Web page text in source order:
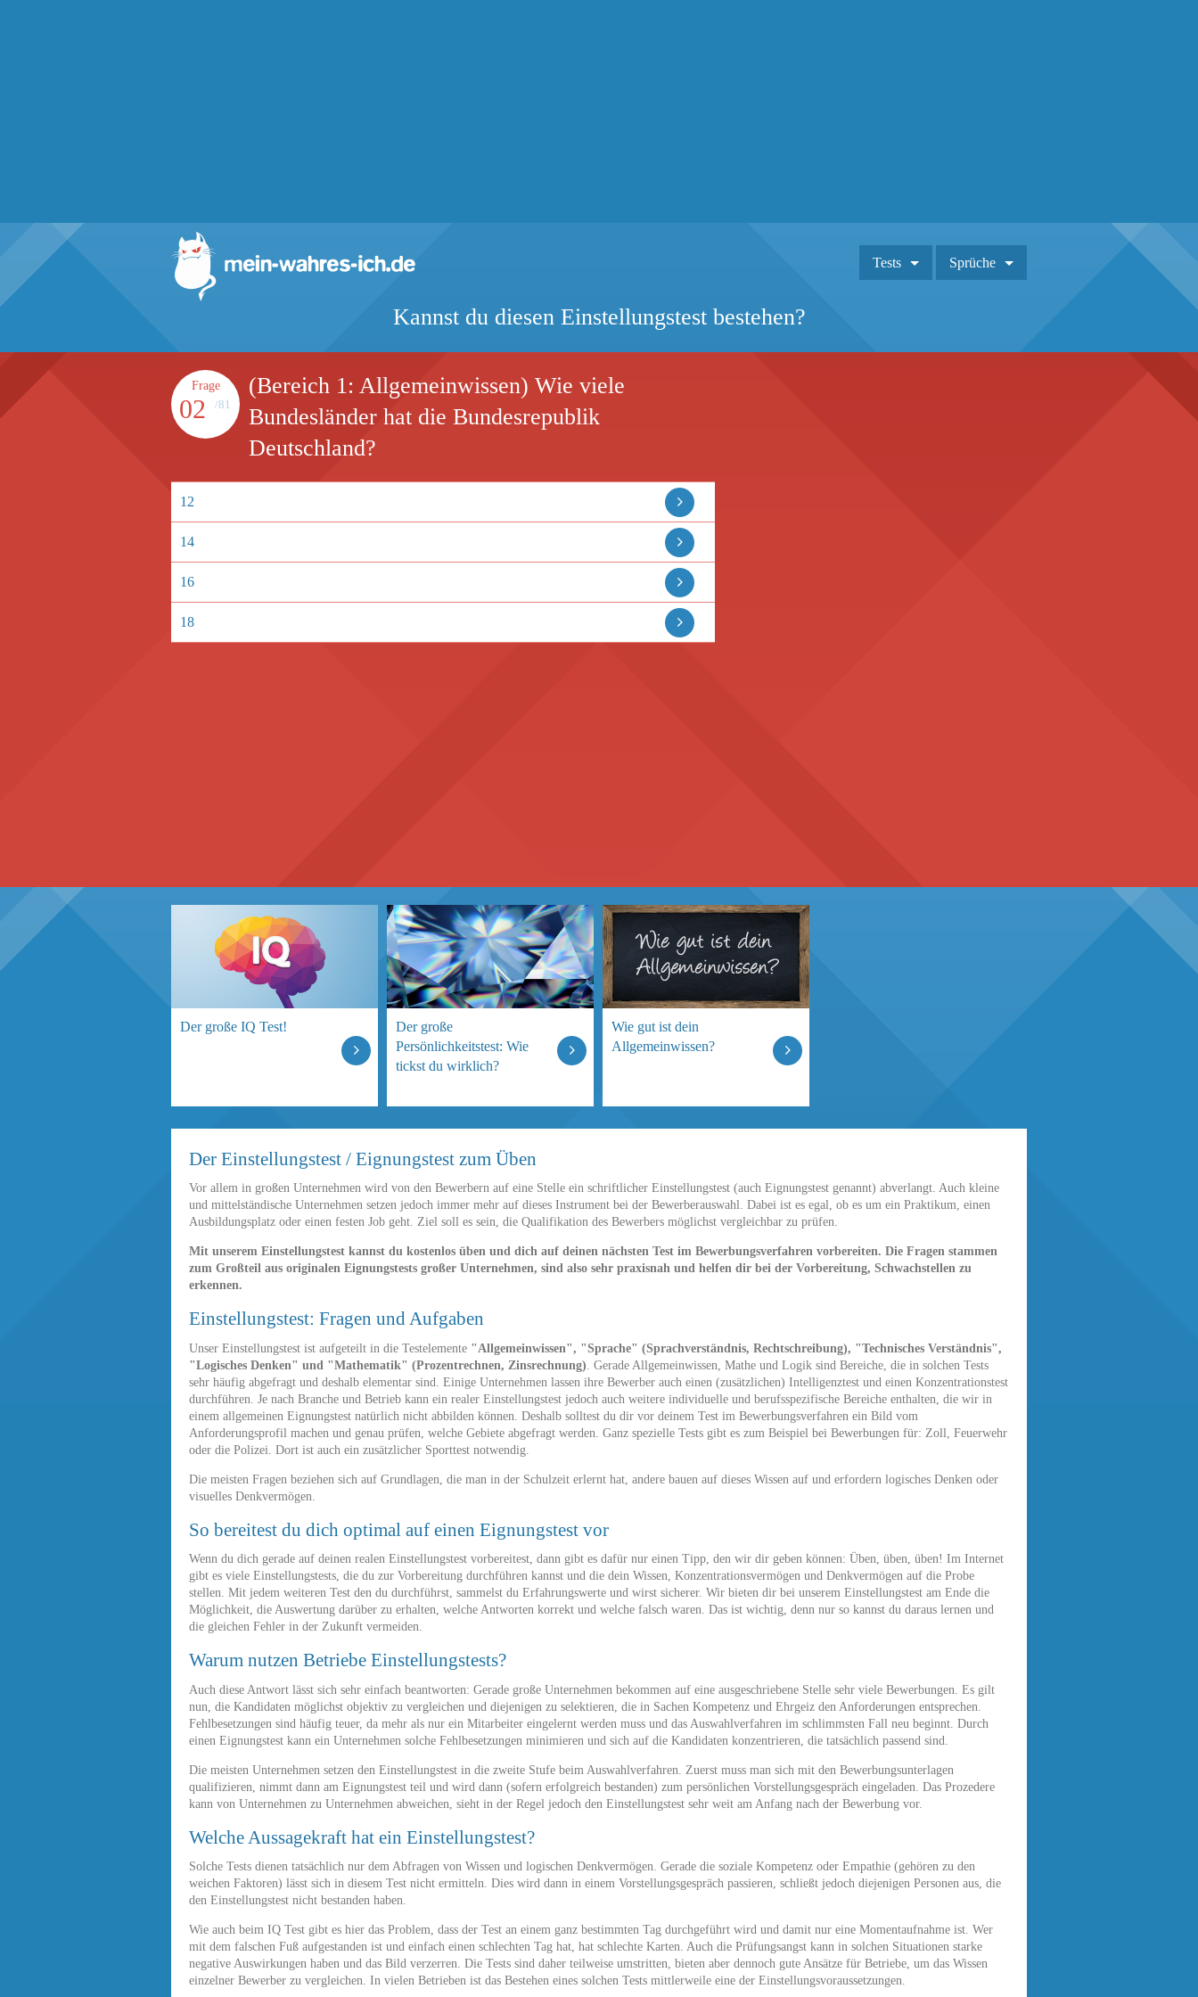
Tests Sprüche
Kannst du diesen Einstellungstest bestehen?
Frage
02 /81
(Bereich 1: Allgemeinwissen) Wie viele
Bundesländer hat die Bundesrepublik
Deutschland?
12
14
16
18
Der große IQ Test!
Der große
Persönlichkeitstest: Wie
tickst du wirklich?
Wie gut ist dein
Allgemeinwissen?
Der Einstellungstest / Eignungstest zum Üben
Vor allem in großen Unternehmen wird von den Bewerbern auf eine Stelle ein schriftlicher Einstellungstest (auch Eignungstest genannt) abverlangt. Auch kleine
und mittelständische Unternehmen setzen jedoch immer mehr auf dieses Instrument bei der Bewerberauswahl. Dabei ist es egal, ob es um ein Praktikum, einen
Ausbildungsplatz oder einen festen Job geht. Ziel soll es sein, die Qualifikation des Bewerbers möglichst vergleichbar zu prüfen.
Mit unserem Einstellungstest kannst du kostenlos üben und dich auf deinen nächsten Test im Bewerbungsverfahren vorbereiten. Die Fragen stammen
zum Großteil aus originalen Eignungstests großer Unternehmen, sind also sehr praxisnah und helfen dir bei der Vorbereitung, Schwachstellen zu
erkennen.
Einstellungstest: Fragen und Aufgaben
Unser Einstellungstest ist aufgeteilt in die Testelemente "Allgemeinwissen", "Sprache" (Sprachverständnis, Rechtschreibung), "Technisches Verständnis",
"Logisches Denken" und "Mathematik" (Prozentrechnen, Zinsrechnung) . Gerade Allgemeinwissen, Mathe und Logik sind Bereiche, die in solchen Tests
sehr häufig abgefragt und deshalb elementar sind. Einige Unternehmen lassen ihre Bewerber auch einen (zusätzlichen) Intelligenztest und einen Konzentrationstest
durchführen. Je nach Branche und Betrieb kann ein realer Einstellungstest jedoch auch weitere individuelle und berufsspezifische Bereiche enthalten, die wir in
einem allgemeinen Eignungstest natürlich nicht abbilden können. Deshalb solltest du dir vor deinem Test im Bewerbungsverfahren ein Bild vom
Anforderungsprofil machen und genau prüfen, welche Gebiete abgefragt werden. Ganz spezielle Tests gibt es zum Beispiel bei Bewerbungen für: Zoll, Feuerwehr
oder die Polizei. Dort ist auch ein zusätzlicher Sporttest notwendig.
Die meisten Fragen beziehen sich auf Grundlagen, die man in der Schulzeit erlernt hat, andere bauen auf dieses Wissen auf und erfordern logisches Denken oder
visuelles Denkvermögen.
So bereitest du dich optimal auf einen Eignungstest vor
Wenn du dich gerade auf deinen realen Einstellungstest vorbereitest, dann gibt es dafür nur einen Tipp, den wir dir geben können: Üben, üben, üben! Im Internet
gibt es viele Einstellungstests, die du zur Vorbereitung durchführen kannst und die dein Wissen, Konzentrationsvermögen und Denkvermögen auf die Probe
stellen. Mit jedem weiteren Test den du durchführst, sammelst du Erfahrungswerte und wirst sicherer. Wir bieten dir bei unserem Einstellungstest am Ende die
Möglichkeit, die Auswertung darüber zu erhalten, welche Antworten korrekt und welche falsch waren. Das ist wichtig, denn nur so kannst du daraus lernen und
die gleichen Fehler in der Zukunft vermeiden.
Warum nutzen Betriebe Einstellungstests?
Auch diese Antwort lässt sich sehr einfach beantworten: Gerade große Unternehmen bekommen auf eine ausgeschriebene Stelle sehr viele Bewerbungen. Es gilt
nun, die Kandidaten möglichst objektiv zu vergleichen und diejenigen zu selektieren, die in Sachen Kompetenz und Ehrgeiz den Anforderungen entsprechen.
Fehlbesetzungen sind häufig teuer, da mehr als nur ein Mitarbeiter eingelernt werden muss und das Auswahlverfahren im schlimmsten Fall neu beginnt. Durch
einen Eignungstest kann ein Unternehmen solche Fehlbesetzungen minimieren und sich auf die Kandidaten konzentrieren, die tatsächlich passend sind.
Die meisten Unternehmen setzen den Einstellungstest in die zweite Stufe beim Auswahlverfahren. Zuerst muss man sich mit den Bewerbungsunterlagen
qualifizieren, nimmt dann am Eignungstest teil und wird dann (sofern erfolgreich bestanden) zum persönlichen Vorstellungsgespräch eingeladen. Das Prozedere
kann von Unternehmen zu Unternehmen abweichen, sieht in der Regel jedoch den Einstellungstest sehr weit am Anfang nach der Bewerbung vor.
Welche Aussagekraft hat ein Einstellungstest?
Solche Tests dienen tatsächlich nur dem Abfragen von Wissen und logischen Denkvermögen. Gerade die soziale Kompetenz oder Empathie (gehören zu den
weichen Faktoren) lässt sich in diesem Test nicht ermitteln. Dies wird dann in einem Vorstellungsgespräch passieren, schließt jedoch diejenigen Personen aus, die
den Einstellungstest nicht bestanden haben.
Wie auch beim IQ Test gibt es hier das Problem, dass der Test an einem ganz bestimmten Tag durchgeführt wird und damit nur eine Momentaufnahme ist. Wer
mit dem falschen Fuß aufgestanden ist und einfach einen schlechten Tag hat, hat schlechte Karten. Auch die Prüfungsangst kann in solchen Situationen starke
negative Auswirkungen haben und das Bild verzerren. Die Tests sind daher teilweise umstritten, bieten aber dennoch gute Ansätze für Betriebe, um das Wissen
einzelner Bewerber zu vergleichen. In vielen Betrieben ist das Bestehen eines solchen Tests mittlerweile eine der Einstellungsvoraussetzungen.